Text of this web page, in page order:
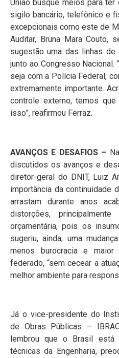
União busque meios para
sigilo bancário, telefônico e
excepcionais como este de
Auditar, Bruna Mara Couto,
sugestão uma das linhas
junto ao Congresso Nacional.
seja com a Polícia Federal,
extremamente importante.
controle externo, temos
isso”, reafirmou Ferraz.
AVANÇOS E DESAFIOS –
discutidos os avanços e
diretor-geral do DNIT, Luiz
importância da continuidade
arrastam durante anos
distorções,
orçamentária, pois os
sugeriu, ainda, uma
menos burocracia e maior
federado, “sem cecear a
melhor ambiente para
Já o vice-presidente do
de Obras Públicas –
lembrou que o Brasil está
técnicas da Engenharia,